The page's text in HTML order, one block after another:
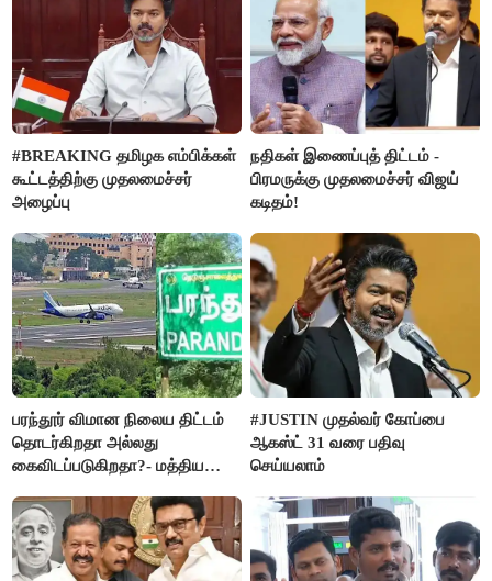
#BREAKING தமிழக எம்பிக்கள்
கூட்டத்திற்கு முதலமைச்சர்
அழைப்பு
நதிகள் இணைப்புத் திட்டம் -
பிரமருக்கு முதலமைச்சர் விஜய்
கடிதம்!
பரந்தூர் விமான நிலைய திட்டம்
தொடர்கிறதா அல்லது
கைவிடப்படுகிறதா?- மத்திய
#JUSTIN முதல்வர் கோப்பை
ஆகஸ்ட் 31 வரை பதிவு
செய்யலாம்